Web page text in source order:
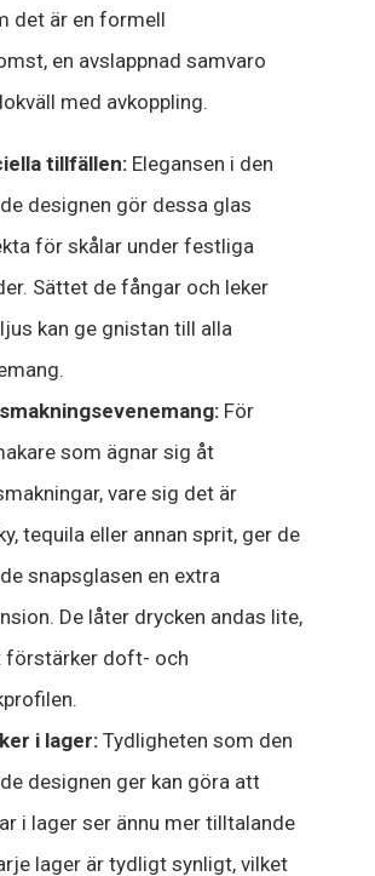
det är en formell
en avslappnad samvaro
med avkoppling.
tillfällen: Elegansen i den
designen gör dessa glas
för skålar under festliga
Sättet de fångar och leker
kan ge gnistan till alla
För
som ägnar sig åt
vare sig det är
tequila eller annan sprit, ger de
snapsglasen en extra
De låter drycken andas lite,
förstärker doft- och
i lager: Tydligheten som den
designen ger kan göra att
i lager ser ännu mer tilltalande
lager är tydligt synligt, vilket